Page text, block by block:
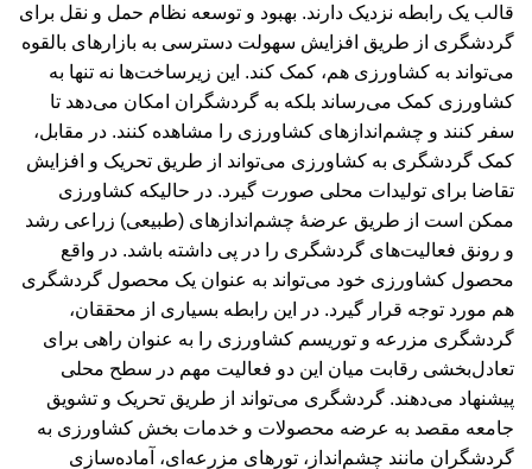
قالب یک رابطه نزدیک دارند. بهبود و توسعه نظام حمل و نقل برای
گردشگری از طریق افزایش سهولت دسترسی به بازارهای بالقوه
می‌تواند به کشاورزی هم، کمک کند. این زیرساخت‌ها نه تنها به
کشاورزی کمک می‌رساند بلکه به گردشگران امکان می‌دهد تا
سفر کنند و چشم‌اندازهای کشاورزی را مشاهده کنند. در مقابل،
کمک گردشگری به کشاورزی می‌تواند از طریق تحریک و افزایش
تقاضا برای تولیدات محلی صورت گیرد. در حالیکه کشاورزی
ممکن است از طریق عرضۀ چشم‌اندازهای (طبیعی) زراعی رشد
و رونق فعالیت‌های گردشگری را در پی داشته باشد. در واقع
محصول کشاورزی خود می‌تواند به عنوان یک محصول گردشگری
هم مورد توجه قرار گیرد. در این رابطه بسیاری از محققان،
گردشگری مزرعه و توریسم کشاورزی را به عنوان راهی برای
تعادل‌بخشی رقابت میان این دو فعالیت مهم در سطح محلی
پیشنهاد می‌دهند. گردشگری می‌تواند از طریق تحریک و تشویق
جامعه مقصد به عرضه محصولات و خدمات بخش کشاورزی به
گردشگران مانند چشم‌انداز، تورهای مزرعه‌ای، آماده‌سازی